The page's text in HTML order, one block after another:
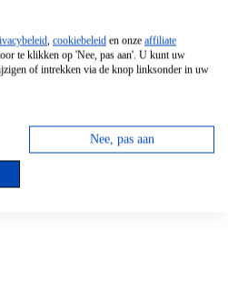
, cookiebeleid en onze affiliate
te klikken op 'Nee, pas aan'. U kunt uw
of intrekken via de knop linksonder in uw
Nee, pas aan